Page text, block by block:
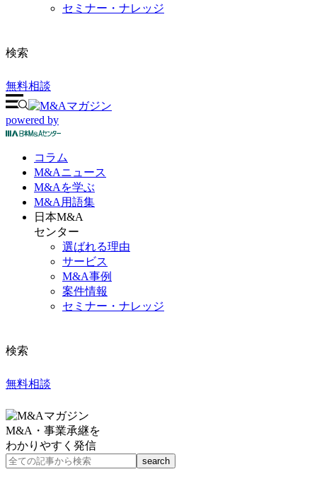
セミナー・ナレッジ
検索
無料相談
powered by
コラム
M&Aニュース
M&Aを学ぶ
M&A 用語集
日本M&A
センター
選ばれる理由
サービス
M&A事例
案件情報
セミナー・ナレッジ
検索
無料相談
M&A・事業承継を
わかりやすく発信